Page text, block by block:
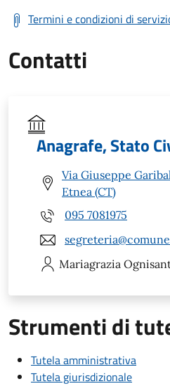
Termini e condizioni di
Contatti
Anagrafe, Stato
Via Giuseppe
Etnea (CT)
095 7081975
Mariagrazia
Strumenti di
Tutela amministrativa
Tutela giurisdizionale